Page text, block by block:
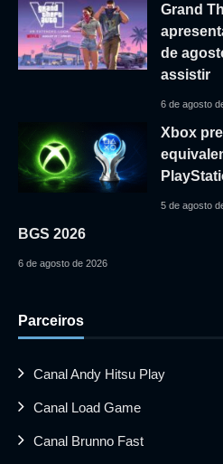
Grand
de
assistir
6 de agosto
Xbox
5 de agosto
BGS 2026
6 de agosto de 2026
Parceiros
Canal Andy Hitsu Play
Canal Load Game
Canal Brunno Fast